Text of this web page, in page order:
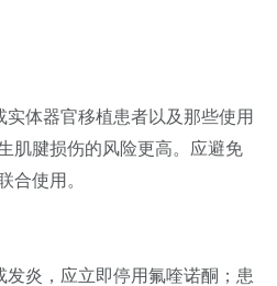
体器官移植患者以及那些使用
肌腱损伤的风险更高。应避免
合使用。
炎，应立即停用氟喹诺酮；患